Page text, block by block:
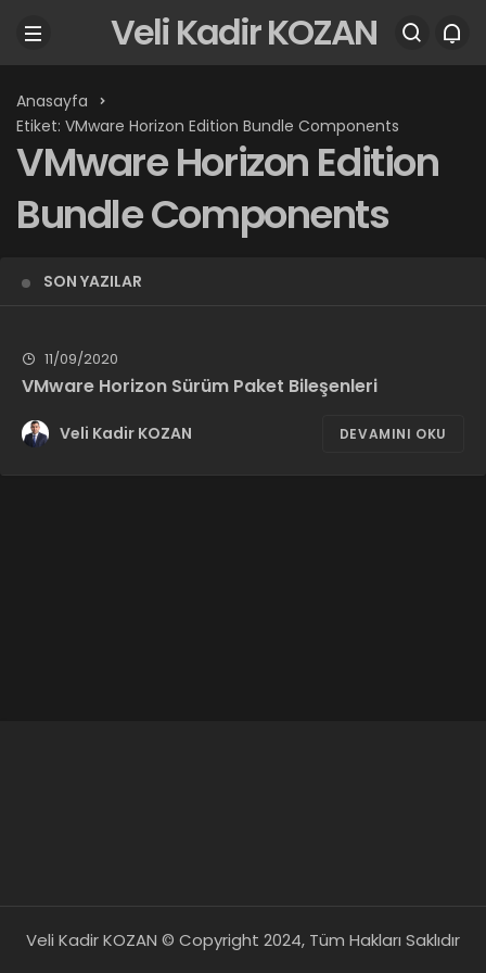
Veli Kadir KOZAN
Anasayfa
Etiket: VMware Horizon Edition Bundle Components
VMware Horizon Edition
Bundle Components
SON YAZILAR
11/09/2020
VMware Horizon Sürüm Paket Bileşenleri
Veli Kadir KOZAN DEVAMINI OKU
Veli Kadir KOZAN © Copyright 2024, Tüm Hakları Saklıdır